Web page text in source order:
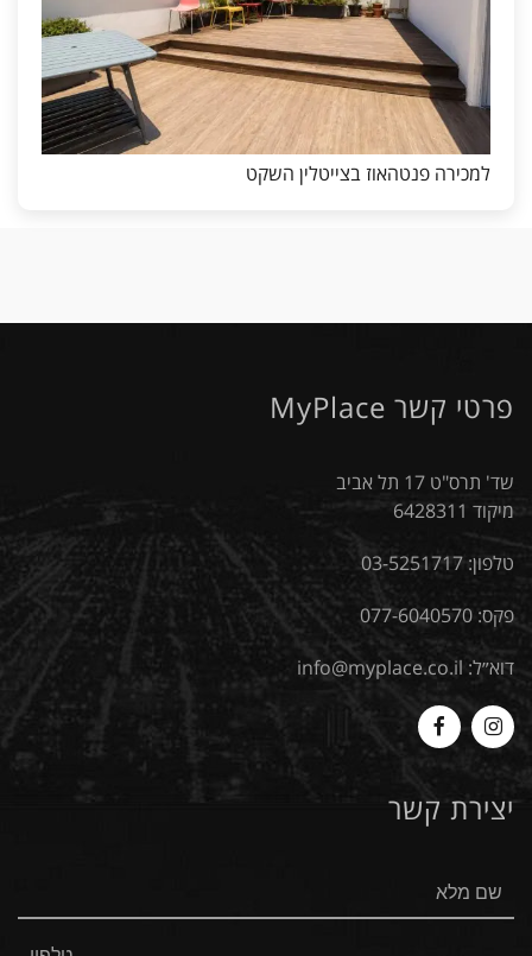
למכירה פנטהאוז בצייטלין השקט
פרטי קשר MyPlace
שד' תרס"ט 17 תל אביב
מיקוד 6428311
טלפון:03-5251717
פקס: 077-6040570
דוא״ל: info@myplace.co.il
Myplace
-
Instagram
MyPlace
Facebook
יצירת קשר